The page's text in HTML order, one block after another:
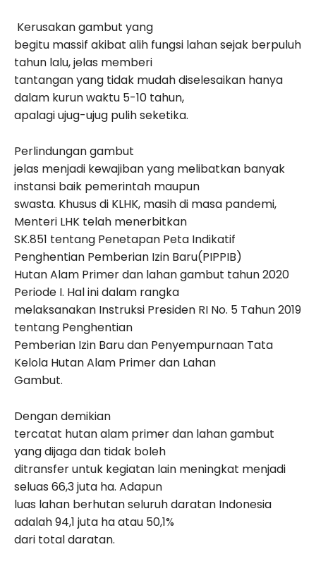
Kerusakan gambut yang
begitu massif akibat alih fungsi lahan sejak berpuluh
tahun lalu, jelas memberi
tantangan yang tidak mudah diselesaikan hanya
dalam kurun waktu 5-10 tahun,
apalagi ujug-ujug pulih seketika.
Perlindungan gambut
jelas menjadi kewajiban yang melibatkan banyak
instansi baik pemerintah maupun
swasta. Khusus di KLHK, masih di masa pandemi,
Menteri LHK telah menerbitkan
SK.851 tentang Penetapan Peta Indikatif
Penghentian Pemberian Izin Baru(PIPPIB)
Hutan Alam Primer dan lahan gambut tahun 2020
Periode I. Hal ini dalam rangka
melaksanakan Instruksi Presiden RI No. 5 Tahun 2019
tentang Penghentian
Pemberian Izin Baru dan Penyempurnaan Tata
Kelola Hutan Alam Primer dan Lahan
Gambut.
Dengan demikian
tercatat hutan alam primer dan lahan gambut
yang dijaga dan tidak boleh
ditransfer untuk kegiatan lain meningkat menjadi
seluas 66,3 juta ha. Adapun
luas lahan berhutan seluruh daratan Indonesia
adalah 94,1 juta ha atau 50,1%
dari total daratan.